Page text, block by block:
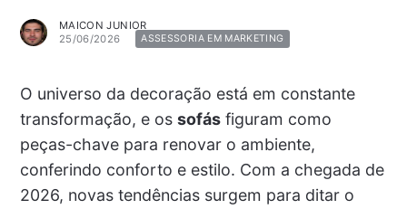
MAICON JUNIOR
25/06/2026
ASSESSORIA EM MARKETING
O universo da decoração está em constante
transformação, e os sofásfiguram como
peças-chave para renovar o ambiente,
conferindo conforto e estilo. Com a chegada de
2026, novas tendências surgem para ditar o